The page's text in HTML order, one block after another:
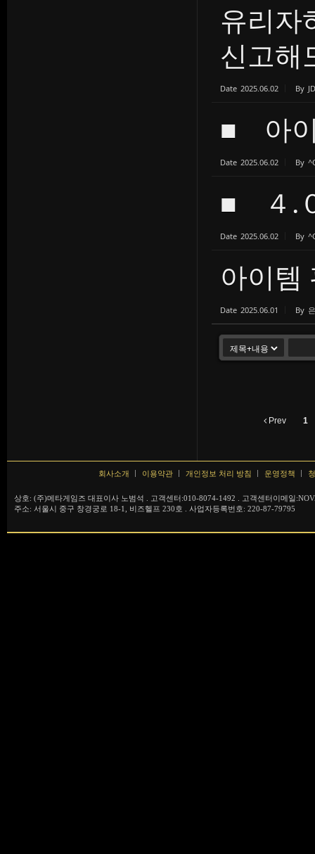
유리
신고해
Date 2025.06.02 By JD
■ 아
Date 2025.06.02 By
■ ４.
Date 2025.06.02 By
아이템
Date 2025.06.01 By
Prev 1
회사소개 이용약관 개인정보 처리 방침 운영정책
상호: (주)메타게임즈 대표이사 노범석 . 고객센터:010-8074-1492 . 고객센터이메일
주소: 서울시 중구 창경궁로 18-1, 비즈헬프 230호 . 사업자등록번호: 220-87-79795